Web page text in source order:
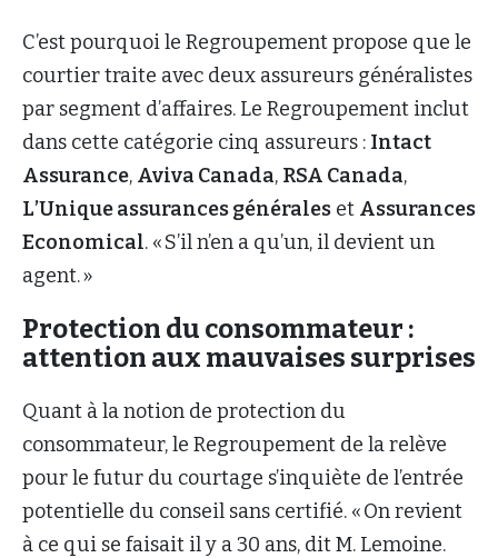
C’est pourquoi le Regroupement propose que le
courtier traite avec deux assureurs généralistes
par segment d’affaires. Le Regroupement inclut
dans cette catégorie cinq assureurs : Intact
Assurance, Aviva Canada, RSA Canada,
L’Unique assurances générales et Assurances
Economical. « S’il n’en a qu’un, il devient un
agent. »
Protection du consommateur :
attention aux mauvaises surprises
Quant à la notion de protection du
consommateur, le Regroupement de la relève
pour le futur du courtage s’inquiète de l’entrée
potentielle du conseil sans certifié. « On revient
à ce qui se faisait il y a 30 ans, dit M. Lemoine.